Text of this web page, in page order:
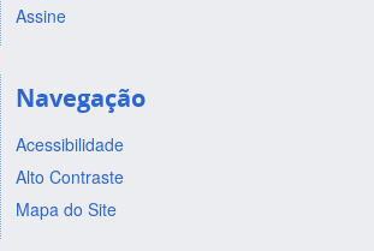
Assine
Navegação
Acessibilidade
Alto Contraste
Mapa do Site